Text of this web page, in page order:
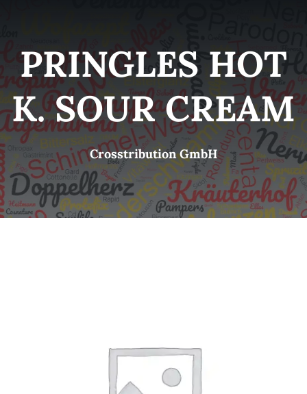
Brands
B2B-Shop
Kontakt
PRINGLES HOT
K. SOUR CREAM
Crosstribution GmbH